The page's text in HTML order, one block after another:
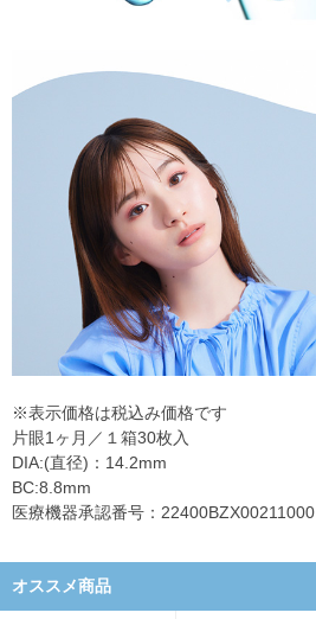
※表示価格は税込み価格です
片眼1ヶ月／１箱30枚入
DIA:(直径)：14.2mm
BC:8.8mm
医療機器承認番号：22400BZX00211000
オススメ商品